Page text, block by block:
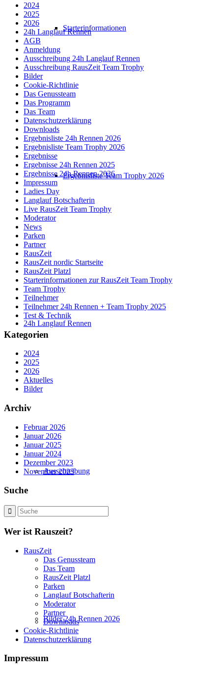
Starterinformationen
Ergebnisliste Team Trophy 2026
24h Langlauf Rennen
Ausschreibung
Bilder 24h Rennen 2026
2024
2025
2026
24h Langlauf Rennen
AGB
Anmeldung
Ausschreibung 24h Langlauf Rennen
Ausschreibung RausZeit Team Trophy
Bilder
Cookie-Richtlinie
Das Genussteam
Das Programm
Das Team
Datenschutzerklärung
Downloads
Ergebnisliste 24h Rennen 2026
Ergebnisliste Team Trophy 2026
Ergebnisse
Ergebnisse 24h Rennen 2025
Ergebnisse 24h Rennen 2026
Impressum
Ladies Day
Langlauf Botschafterin
Live RausZeit Team Trophy
Moderator
News
Parken
Partner
RausZeit
RausZeit nordic Startseite
RausZeit Platzl
Starterinformationen zur RausZeit Team Trophy
Team Trophy
Teilnehmer
Teilnehmer 24h Rennen + Team Trophy 2025
Test & Technik
Kategorien
2024
2025
2026
Aktuelles
Bilder
Archiv
Februar 2026
Januar 2026
Januar 2025
Januar 2024
Dezember 2023
November 2023
Suche
Wer ist Rauszeit?
RausZeit
Das Genussteam
Das Team
RausZeit Platzl
Parken
Langlauf Botschafterin
Moderator
Partner
Downloads
Cookie-Richtlinie
Datenschutzerklärung
Impressum